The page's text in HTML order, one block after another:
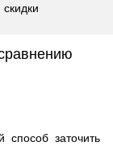
заточить